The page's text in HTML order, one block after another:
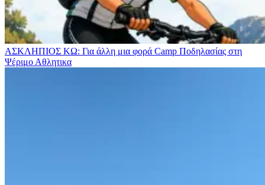
ΑΣΚΛΗΠΙΟΣ ΚΩ: Για άλλη μια φορά Camp Ποδηλασίας στη
Ψέριμο Αθλητικα